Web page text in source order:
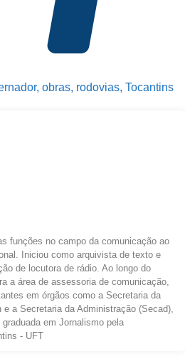
, obras, rodovias, Tocantins
funções no campo da comunicação ao
Iniciou como arquivista de texto e
de locutora de rádio. Ao longo do
a área de assessoria de comunicação,
em órgãos como a Secretaria da
a Secretaria da Administração (Secad),
em Jornalismo pela
- UFT